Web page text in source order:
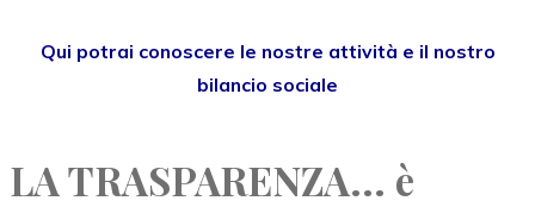
Qui potrai conoscere le nostre attività e il nostro
bilancio sociale
LA TRASPARENZA... è